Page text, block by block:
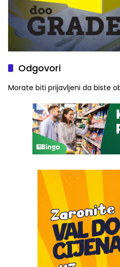
Odgovori
Morate biti prijavljeni da biste